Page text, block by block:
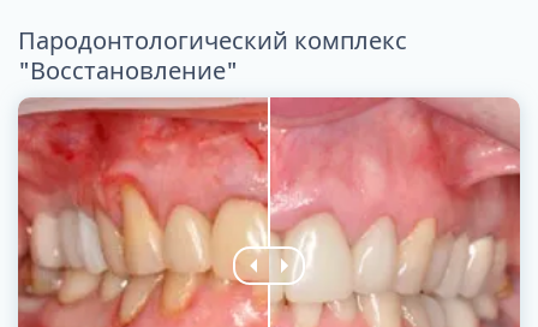
Пародонтологический комплекс
"Восстановление"